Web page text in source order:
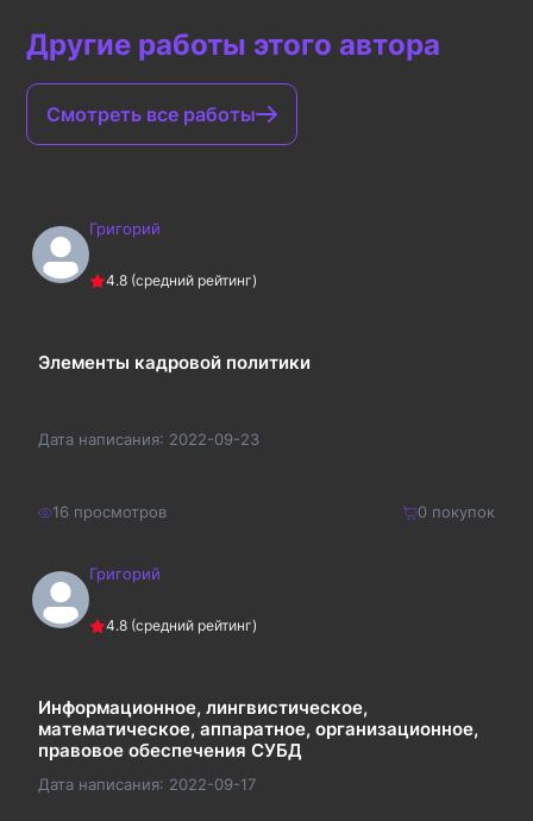
Другие работы этого автора
Смотреть все работы
Григорий
4.8 (средний рейтинг)
Элементы кадровой политики
Дата написания: 2022-09-23
16 просмотров 0покупок
220 ₽Григорий
4.8 (средний рейтинг)
Информационное, лингвистическое,
математическое, аппаратное, организационное,
правовое обеспечения СУБД
Дата написания: 2022-09-17